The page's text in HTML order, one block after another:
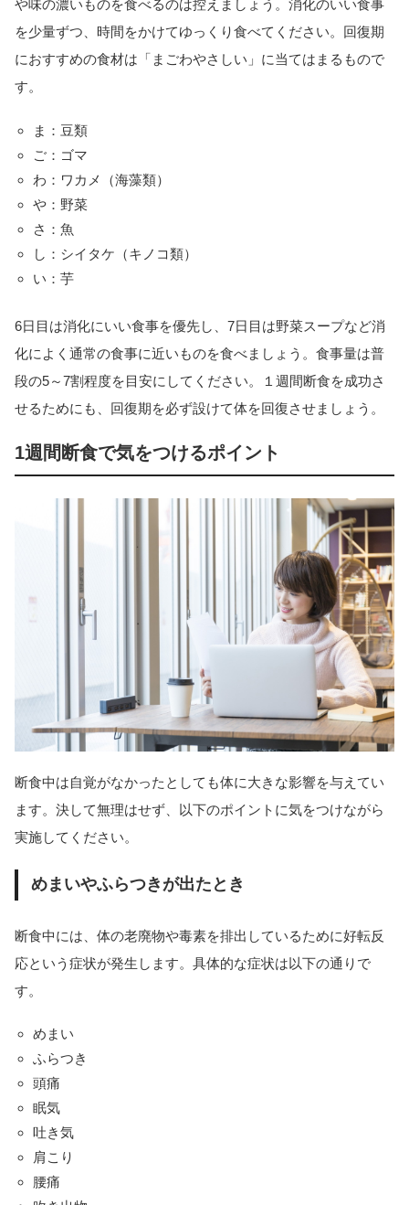
や味の濃いものを食べるのは控えましょう。消化のいい食事
を少量ずつ、時間をかけてゆっくり食べてください。回復期
におすすめの食材は「まごわやさしい」に当てはまるもので
す。
ま：豆類
ご：ゴマ
わ：ワカメ（海藻類）
や：野菜
さ：魚
し：シイタケ（キノコ類）
い：芋
6日目は消化にいい食事を優先し、7日目は野菜スープなど消
化によく通常の食事に近いものを食べましょう。食事量は普
段の5～7割程度を目安にしてください。１週間断食を成功さ
せるためにも、回復期を必ず設けて体を回復させましょう。
1週間断食で気をつけるポイント
断食中は自覚がなかったとしても体に大きな影響を与えてい
ます。決して無理はせず、以下のポイントに気をつけながら
実施してください。
めまいやふらつきが出たとき
断食中には、体の老廃物や毒素を排出しているために好転反
応という症状が発生します。具体的な症状は以下の通りで
す。
めまい
ふらつき
頭痛
眠気
吐き気
肩こり
腰痛